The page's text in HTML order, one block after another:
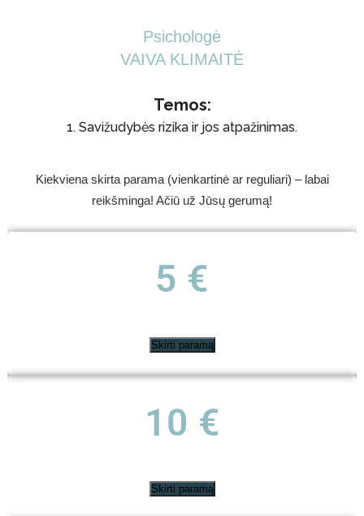
Psichologė
VAIVA KLIMAITĖ
Temos:
1. Savižudybės rizika ir jos atpažinimas.
Kiekviena skirta parama (vienkartinė ar reguliari) – labai
reikšminga! Ačiū už Jūsų gerumą!
5 €
Skirti paramą
10 €
Skirti paramą